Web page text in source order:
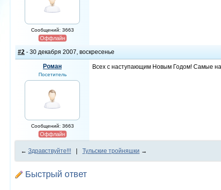
Сообщений: 3663
Оффлайн
#2 - 30 декабря 2007, воскресенье
Роман
Посетитель
Сообщений: 3663
Оффлайн
Всех с наступающим Новым Годом! Самые
← Здравствуйте!!! Тульские тройняшки →
Быстрый ответ